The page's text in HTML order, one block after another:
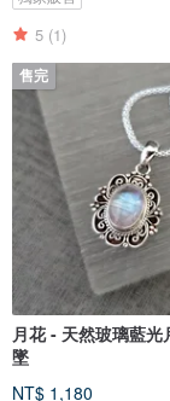
5 (1)
售完
月花 - 天然玻璃藍光
墜
NT$ 1,180